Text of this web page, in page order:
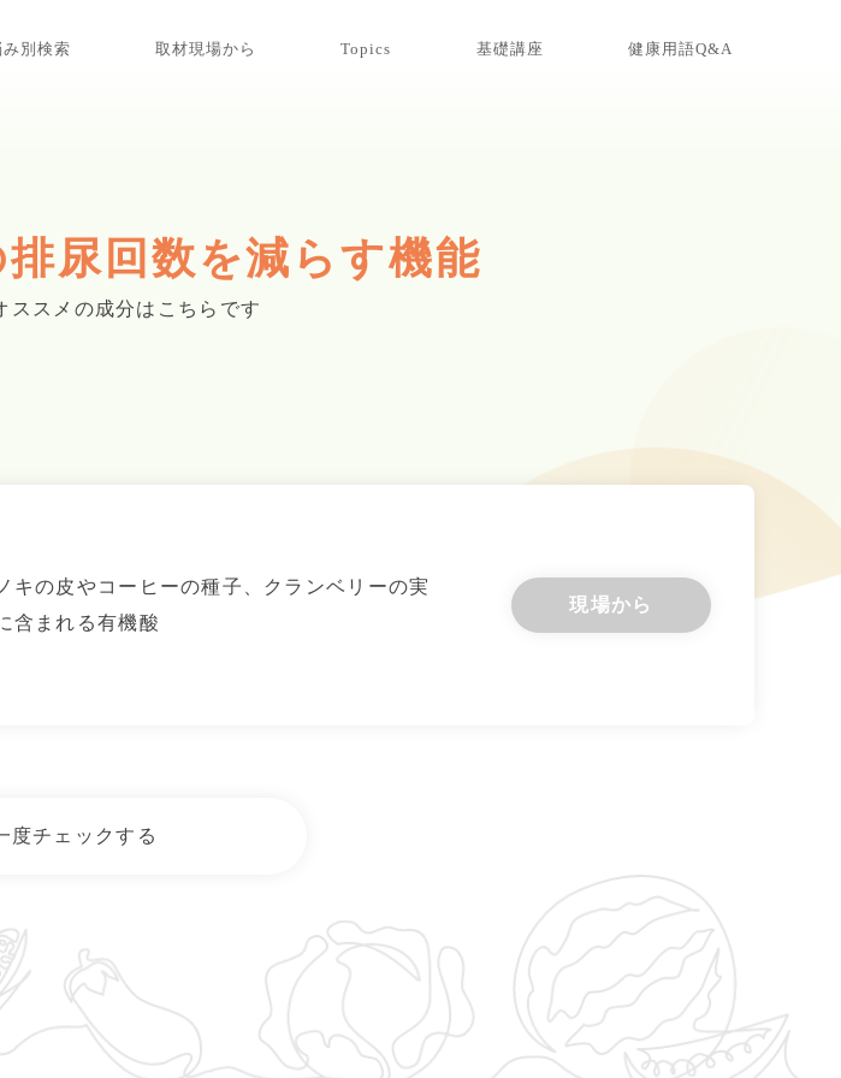
み別検索 取材現場から Topics 基礎講座 健康用語Q&A
尿回数を減らす機能​
ススメの成分はこちらです
キの皮やコーヒーの種子、クランベリーの実
含まれる有機酸
現場から
度チェックする